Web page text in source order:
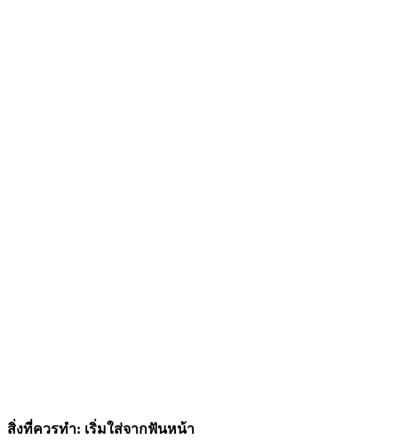
สิ่งที่ควรทำ: เริ่มใส่จากฟันหน้า